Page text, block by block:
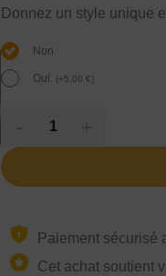
Donnez un style unique
Non
Oui. (+5,00 €)
Paiement sécurisé
Cet achat soutient